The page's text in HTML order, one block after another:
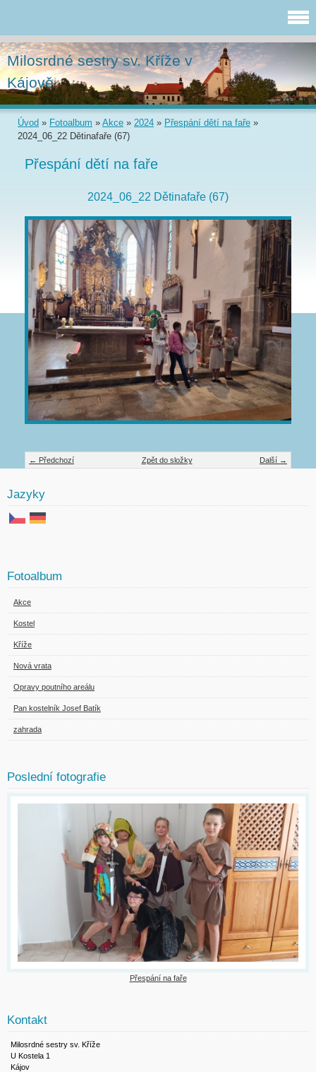
Milosrdné sestry sv. Kříže v
Kájově
Úvod » Fotoalbum » Akce » 2024 » Přespání dětí na faře »
2024_06_22 Dětinafaře (67)
Přespání dětí na faře
2024_06_22 Dětinafaře (67)
← Předchozí Další →
Zpět do složky
Jazyky
Fotoalbum
Akce
Kostel
Kříže
Nová vrata
Opravy poutního areálu
Pan kostelník Josef Batík
zahrada
Poslední fotografie
Přespání na faře
Kontakt
Milosrdné sestry sv. Kříže
U Kostela 1
Kájov